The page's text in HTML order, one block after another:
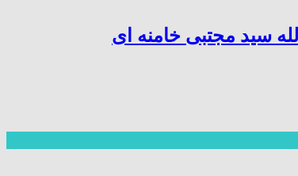
سید مجتبی خامنه ای